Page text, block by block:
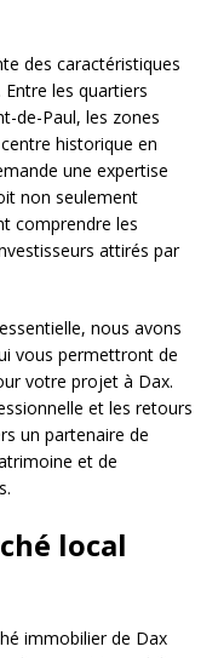
des caractéristiques
les quartiers
de-Paul, les zones
historique en
une expertise
non seulement
comprendre les
attirés par
nous avons
vous permettront de
votre projet à Dax.
et les retours
un partenaire de
et de
local
immobilier de Dax